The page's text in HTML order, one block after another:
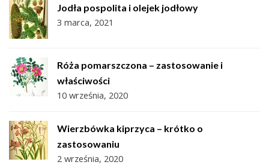
Jodła pospolita i olejek jodłowy
3 marca, 2021
Róża pomarszczona – zastosowanie i
właściwości
10 września, 2020
Wierzbówka kiprzyca – krótko o
zastosowaniu
2 września, 2020